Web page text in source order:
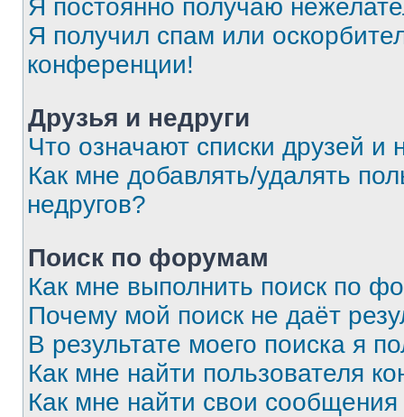
Я постоянно получаю
Я получил спам или
конференции!
Друзья и недруги
Что означают списки друзей и
Как мне добавлять/удалять
недругов?
Поиск по форумам
Как мне выполнить поиск по
Почему мой поиск не даёт
В результате моего поиска я
Как мне найти пользователя
Как мне найти свои